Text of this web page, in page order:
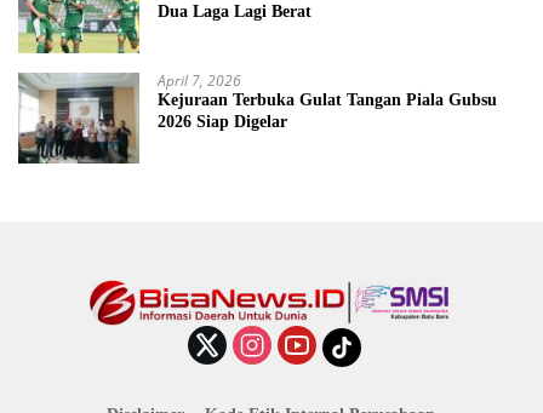
Dua Laga Lagi Berat
April 7, 2026
Kejuraan Terbuka Gulat Tangan Piala Gubsu
2026 Siap Digelar